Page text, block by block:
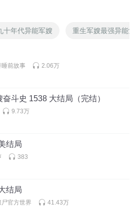
十年代异能军嫂 重生军嫂最强异能女
睡前故事 2.06万
斗史 1538 大结局（完结）
9.73万
结局
383
结局
官方世界 41.43万